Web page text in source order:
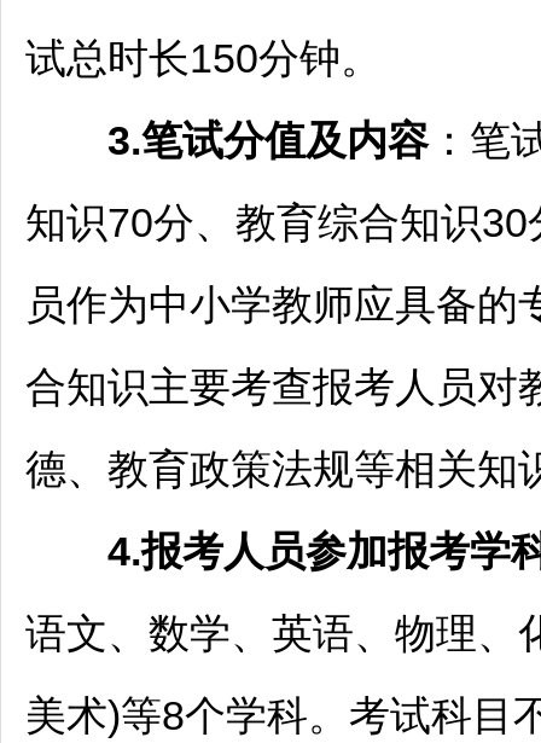
试总时长150分钟。
3.笔试分值及内容：笔
知识70分、教育综合知识
员作为中小学教师应具备的
合知识主要考查报考人员对
德、教育政策法规等相关知
4.报考人员参加报考学
语文、数学、英语、物理、
美术)等8个学科。考试科目